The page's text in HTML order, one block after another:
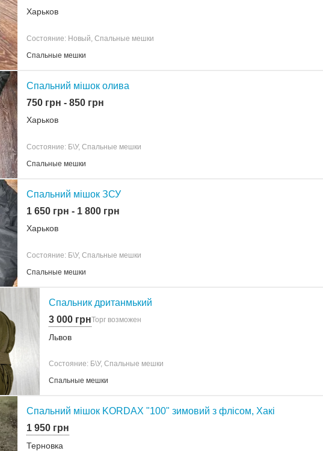
Харьков
Состояние: Новый, Спальные мешки
Спальные мешки
Спальний мішок олива
750 грн - 850 грн
Харьков
Состояние: Б\У, Спальные мешки
Спальные мешки
Спальний мішок ЗСУ
1 650 грн - 1 800 грн
Харьков
Состояние: Б\У, Спальные мешки
Спальные мешки
Спальник дританмький
3 000 грнТорг возможен
Львов
Состояние: Б\У, Спальные мешки
Спальные мешки
Спальний мішок KORDAX "100" зимовий з флісом, Хакі
1 950 грн
Терновка